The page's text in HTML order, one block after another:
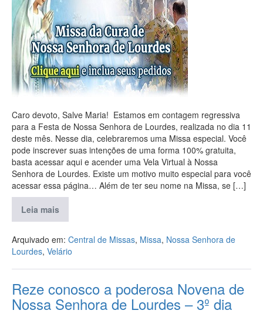
Caro devoto, Salve Maria! Estamos em contagem regressiva
para a Festa de Nossa Senhora de Lourdes, realizada no dia 11
deste mês. Nesse dia, celebraremos uma Missa especial. Você
pode inscrever suas intenções de uma forma 100% gratuita,
basta acessar aqui e acender uma Vela Virtual à Nossa
Senhora de Lourdes. Existe um motivo muito especial para você
acessar essa página… Além de ter seu nome na Missa, se […]
Leia mais
Arquivado em: Central de Missas, Missa, Nossa Senhora de
Lourdes, Velário
Reze conosco a poderosa Novena de
Nossa Senhora de Lourdes – 3º dia